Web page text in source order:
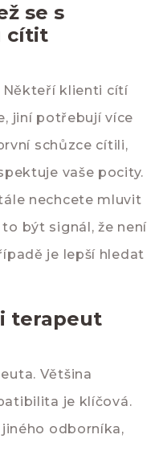
se s
cítit
Někteří klienti cítí
jiní potřebují více
schůzce cítili,
vaše pocity.
nechcete mluvit
být signál, že není
je lepší hledat
terapeut
Většina
je klíčová.
odborníka,